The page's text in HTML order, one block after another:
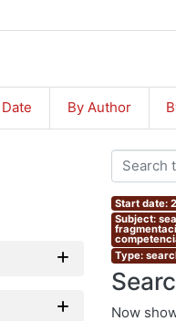
By Author
Start date:
Subject:
Type:
Now